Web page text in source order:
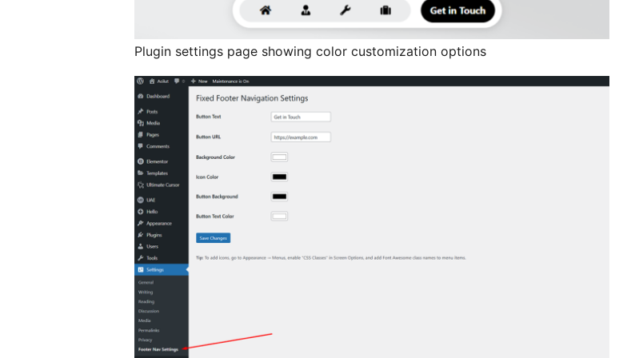
Plugin settings page showing color customization options